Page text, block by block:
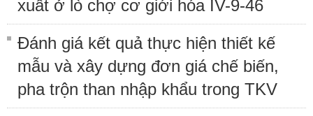
xuất ở lò chợ cơ giới hóa IV-9-46
Đánh giá kết quả thực hiện thiết kế
mẫu và xây dựng đơn giá chế biến,
pha trộn than nhập khẩu trong TKV